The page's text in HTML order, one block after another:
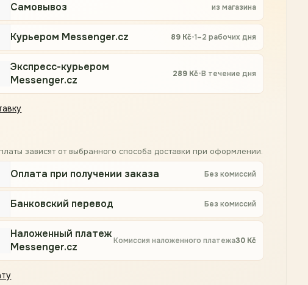
Самовывоз из магазина
Курьером Messenger.cz 89 Kč•1–2 рабочих дня
Экспресс-курьером
Messenger.cz
289 Kč•В течение дня
зависят от выбранного способа доставки при оформлении.
Оплата при получении заказа Без комиссий
Банковский перевод Без комиссий
Наложенный платеж
Messenger.cz
Комиссия наложенного платежа30 Kč